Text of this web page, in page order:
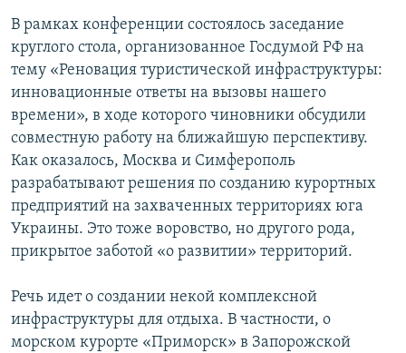
В рамках конференции состоялось заседание
круглого стола, организованное Госдумой РФ на
тему «Реновация туристической инфраструктуры:
инновационные ответы на вызовы нашего
времени», в ходе которого чиновники обсудили
совместную работу на ближайшую перспективу.
Как оказалось, Москва и Симферополь
разрабатывают решения по созданию курортных
предприятий на захваченных территориях юга
Украины. Это тоже воровство, но другого рода,
прикрытое заботой «о развитии» территорий.
Речь идет о создании некой комплексной
инфраструктуры для отдыха. В частности, о
морском курорте «Приморск» в Запорожской